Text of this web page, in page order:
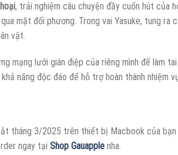
, trải nghiệm câu chuyện đầy cuốn hút của
mặt đối phương. Trong vai Yasuke, tung ra
vật.
mạng lưới gián điệp của riêng mình để làm
năng độc đáo để hỗ trợ hoàn thành nhiệm
tháng 3/2025 trên thiết bị Macbook của
ngay tại Shop Gauapple nha.